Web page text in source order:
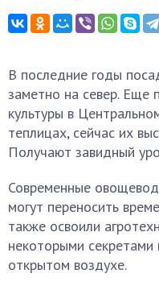
В последние годы
заметно на север. Еще
культуры в
теплицах, сейчас их
Получают завидный
Современные
могут переносить
также освоили
некоторыми
открытом воздухе.